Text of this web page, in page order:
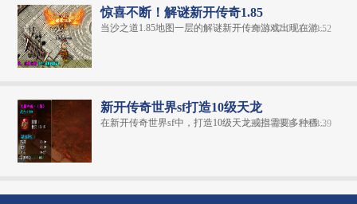
惊喜不断！解谜新开传奇1.85
当沙之道1.85地图一层的解谜新开传奇游戏出现在游...
2024-07-04 13:40:52
新开传奇世界sf打造10级天龙
在新开传奇世界sf中，打造10级天龙戒指需要多种稀...
2024-09-04 12:28:39